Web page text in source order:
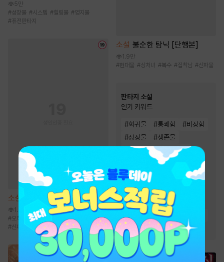
5만
#성장물 #시스템 # 힐링물 #영지물
#퓨전판타지
소설 이중 이혼 합의서 [단행본]
1.9만
#오해/착각 #계약연애/결혼 #
#신파물 현대물
소설 불순한 탐닉 [단행본]
1.9만
#현대물 #상처녀 #복수 #집착남 #신파물
판타지 소설
인기 키워드
#회귀물 #통쾌함 #비장함
#성장물 #생존물
차원이동물
먼치킨
복수물
#게임시스템
시스템
#환생물 #스포츠물
#경영/기업 #유쾌함
#전문직 #이능력
#재벌물 #천재